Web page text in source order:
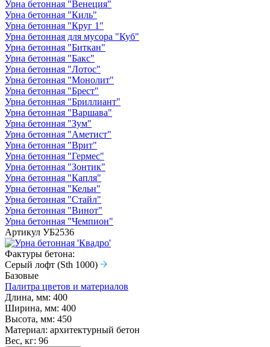
Урна бетонная "Венеция"
Урна бетонная "Киль"
Урна бетонная "Круг 1"
Урна бетонная для мусора "Куб"
Урна бетонная "Биткан"
Урна бетонная "Бакс"
Урна бетонная "Лотос"
Урна бетонная "Монолит"
Урна бетонная "Брест"
Урна бетонная "Бриллиант"
Урна бетонная "Варшава"
Урна бетонная "Зум"
Урна бетонная "Аметист"
Урна бетонная "Врит"
Урна бетонная "Гермес"
Урна бетонная "Зонтик"
Урна бетонная "Капля"
Урна бетонная "Кельн"
Урна бетонная "Стайл"
Урна бетонная "Винот"
Урна бетонная "Чемпион"
Артикул УБ2536
Фактуры бетона:
Серый лофт (Sth 1000)
Базовые
Палитра цветов и материалов
Длина, мм: 400
Ширина, мм: 400
Высота, мм: 450
Материал: архитектурный бетон
Вес, кг: 96